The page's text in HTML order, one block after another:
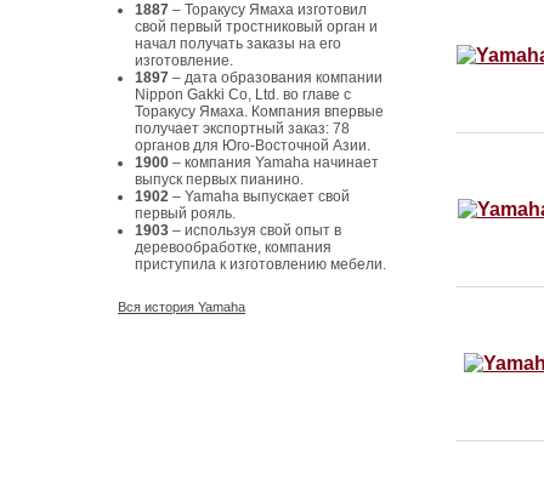
1887 – Торакусу Ямаха изготовил
свой первый тростниковый орган и
начал получать заказы на его
изготовление.
1897 – дата образования компании
Nippon Gakki Co, Ltd. во главе с
Торакусу Ямаха. Компания впервые
получает экспортный заказ: 78
органов для Юго-Восточной Азии.
1900 – компания Yamaha начинает
выпуск первых пианино.
1902 – Yamaha выпускает свой
первый рояль.
1903 – используя свой опыт в
деревообработке, компания
приступила к изготовлению мебели.
Вся история Yamaha